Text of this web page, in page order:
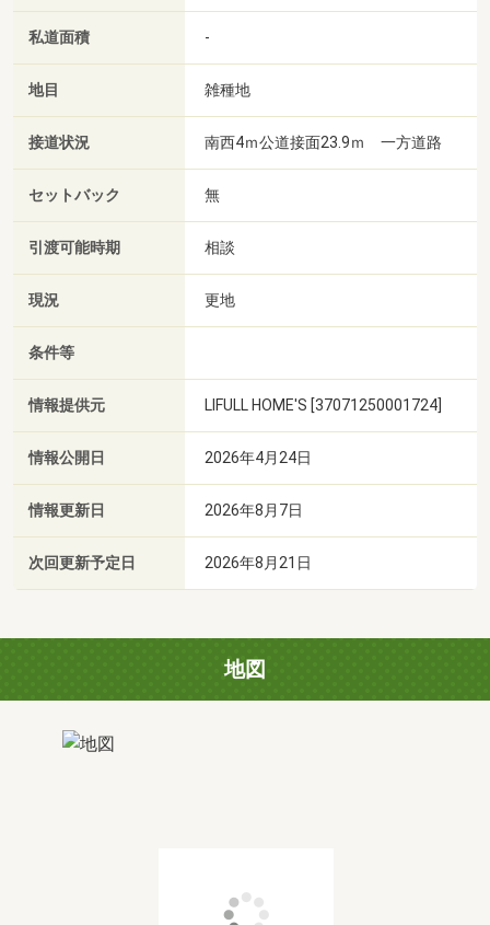
私道面積 -
地目 雑種地
接道状況 南西4ｍ公道接面23.9ｍ 一方道路
セットバック 無
引渡可能時期 相談
現況 更地
条件等
情報提供元 LIFULL HOME'S [37071250001724]
情報公開日 2026年4月24日
情報更新日 2026年8月7日
次回更新予定日 2026年8月21日
地図